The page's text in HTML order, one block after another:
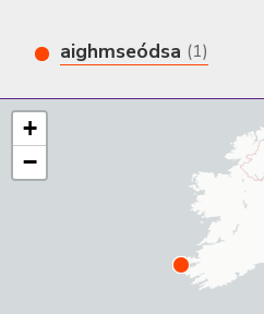
aighmseódsa (1)
+
−